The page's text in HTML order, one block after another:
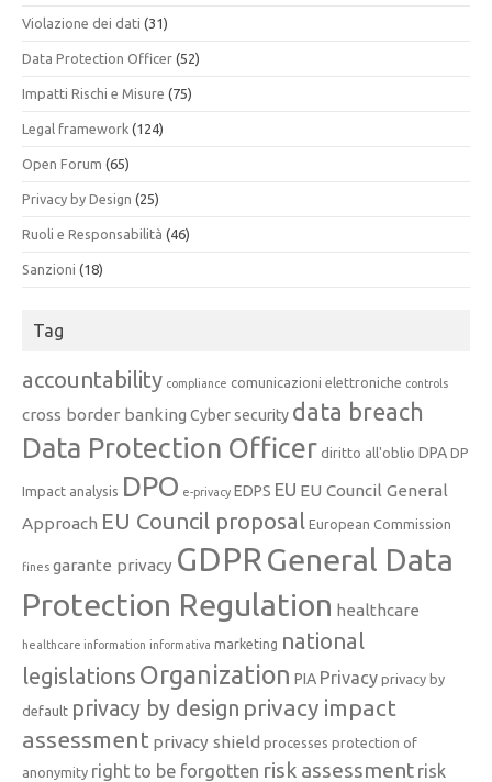
Violazione dei dati (31)
Data Protection Officer (52)
Impatti Rischi e Misure (75)
Legal framework (124)
Open Forum (65)
Privacy by Design (25)
Ruoli e Responsabilità (46)
Sanzioni (18)
Tag
accountability compliance comunicazioni elettroniche controls
cross border banking Cyber security data breach
Data Protection Officer diritto all'oblio DPA DP
Impact analysis DPO e-privacy EDPS EU EU Council General
Approach EU Council proposal European Commission
fines garante privacy GDPRGeneral Data
Protection Regulation healthcare
healthcare information informativa marketing national
legislations Organization PIA Privacy privacy by
default privacy by design privacy impact
assessment privacy shield processes protection of
anonymity right to be forgotten risk assessment risk